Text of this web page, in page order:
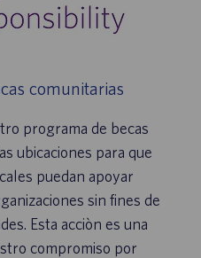
comunitarias
programa de becas
ubicaciones para que
puedan apoyar
sin fines de
Esta acciòn es una
compromiso por